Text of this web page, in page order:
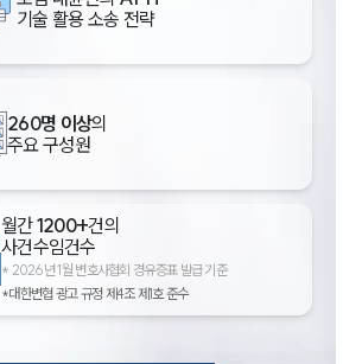
기술 활용 소송 전략
260명 이상의
주요 구성원
월간1200+건의
사건수임건수
* 2026년 1월 변호사협회 경유증표 발급 기준
*대한변협 광고 규정 제4조 제1호 준수